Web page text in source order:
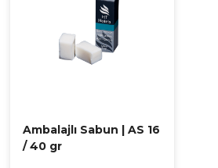
Ambalajlı Sabun | AS 16
/ 40 gr